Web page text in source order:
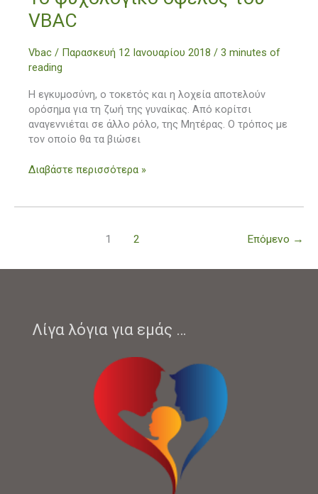
VBAC
Vbac / Παρασκευή 12 Ιανουαρίου 2018 / 3 minutes of
reading
Η εγκυμοσύνη, ο τοκετός και η λοχεία αποτελούν
ορόσημα για τη ζωή της γυναίκας. Από κορίτσι
αναγεννιέται σε άλλο ρόλο, της Μητέρας. Ο τρόπος με
τον οποίο θα τα βιώσει
ψυχολογικό
όφελος
VBAC
Διαβάστε περισσότερα »
1 2 Επόμενο →
Λίγα λόγια για εμάς …